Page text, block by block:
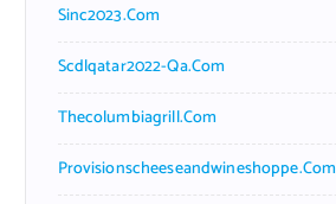
Sinc2023.com
Scdlqatar2022-Qa.com
Thecolumbiagrill.com
Provisionscheeseandwineshoppe.com